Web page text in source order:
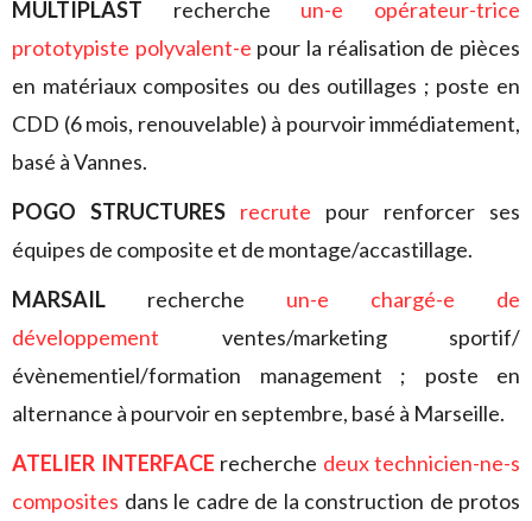
MULTIPLAST recherche un-e opérateur-trice
prototypiste polyvalent-e pour la réalisation de pièces
en matériaux composites ou des outillages ; poste en
CDD (6 mois, renouvelable) à pourvoir immédiatement,
basé à Vannes.
POGO STRUCTURES recrute pour renforcer ses
équipes de composite et de montage/accastillage.
MARSAIL recherche un-e chargé-e de
développement ventes/marketing sportif/
évènementiel/formation management ; poste en
alternance à pourvoir en septembre, basé à Marseille.
ATELIER INTERFACE recherche deux technicien-ne-s
composites dans le cadre de la construction de protos